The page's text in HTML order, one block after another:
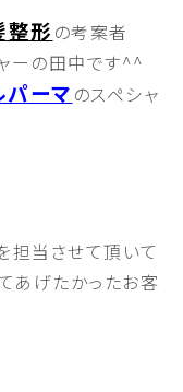
整形 の考案者
ーの田中です^^
ーマ のスペシャ
担当させて頂いて
あげたかったお客